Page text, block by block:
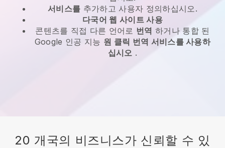
서비스를 추가하고 사용자 정의하십시오.
다국어 웹 사이트 사용
콘텐츠를 직접 다른 언어로 번역 하거나 통합 된
Google 인공 지능 원 클릭 번역 서비스를 사용하
십시오 .
20 개국의 비즈니스가 신뢰할 수 있